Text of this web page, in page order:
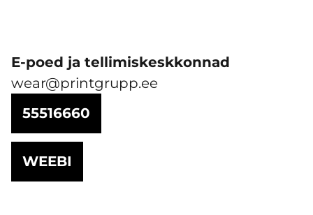
E-poed ja tellimiskeskkonnad
wear@printgrupp.ee
55516660
WEEBI